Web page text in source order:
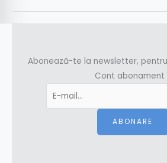
Abonează-te la newsletter,
Cont abonament
ABONARE